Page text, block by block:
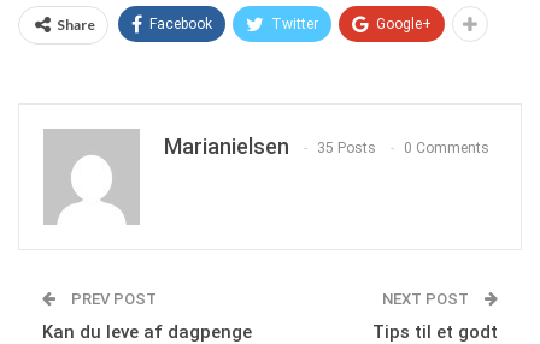
Share Facebook Twitter Google+
Marianielsen 35 Posts 0 Comments
PREV POST
Kan du leve af dagpenge
NEXT POST
Tips til et godt